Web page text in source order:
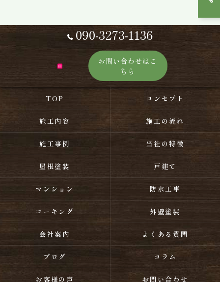
090-3273-1136
お問い合わせはこ
ちら
TOP コンセプト
施工内容 施工の流れ
施工事例 当社の特徴
屋根塗装 戸建て
マンション 防水工事
コーキング 外壁塗装
会社案内 よくある質問
ブログ コラム
お客様の声 お問い合わせ